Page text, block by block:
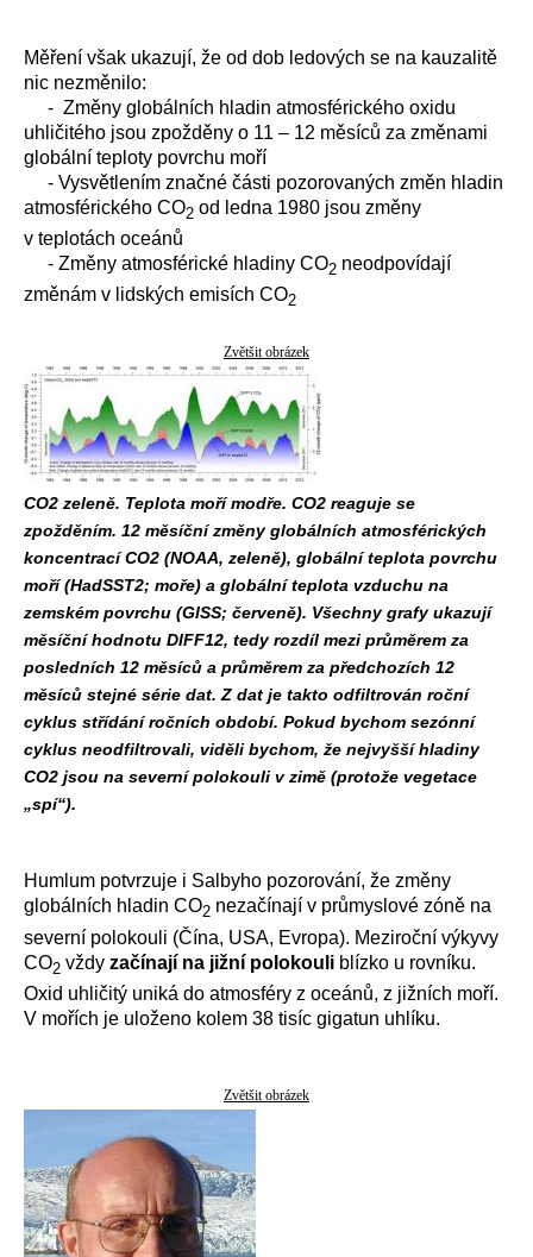
Měření však ukazují, že od dob ledových se na kauzalitě
nic nezměnilo:
- Změny globálních hladin atmosférického oxidu
uhličitého jsou zpožděny o 11 – 12 měsíců za změnami
globální teploty povrchu moří
- Vysvětlením značné části pozorovaných změn hladin
atmosférického CO2 od ledna 1980 jsou změny
v teplotách oceánů
- Změny atmosférické hladiny CO2 neodpovídají
změnám v lidských emisích CO2
Zvětšit obrázek
CO2 zeleně. Teplota moří modře. CO2 reaguje se
zpožděním. 12 měsíční změny globálních atmosférických
koncentrací CO2 (NOAA, zeleně), globální teplota povrchu
moří (HadSST2; moře) a globální teplota vzduchu na
zemském povrchu (GISS; červeně). Všechny grafy ukazují
měsíční hodnotu DIFF12, tedy rozdíl mezi průměrem za
posledních 12 měsíců a průměrem za předchozích 12
měsíců stejné série dat. Z dat je takto odfiltrován roční
cyklus střídání ročních období. Pokud bychom sezónní
cyklus neodfiltrovali, viděli bychom, že nejvyšší hladiny
CO2 jsou na severní polokouli v zimě (protože vegetace
„spí“).
Humlum potvrzuje i Salbyho pozorování, že změny
globálních hladin CO2 nezačínají v průmyslové zóně na
severní polokouli (Čína, USA, Evropa). Meziroční výkyvy
CO2 vždy začínají na jižní polokouli blízko u rovníku.
Oxid uhličitý uniká do atmosféry z oceánů, z jižních moří.
V mořích je uloženo kolem 38 tisíc gigatun uhlíku.
Zvětšit obrázek